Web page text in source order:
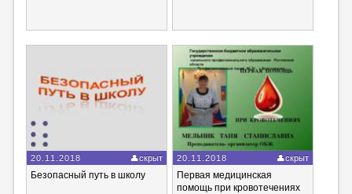
20.11.2018 скрыт
Безопасный путь в школу
20.11.2018 скрыт
Первая медицинская
помощь при кровотечениях